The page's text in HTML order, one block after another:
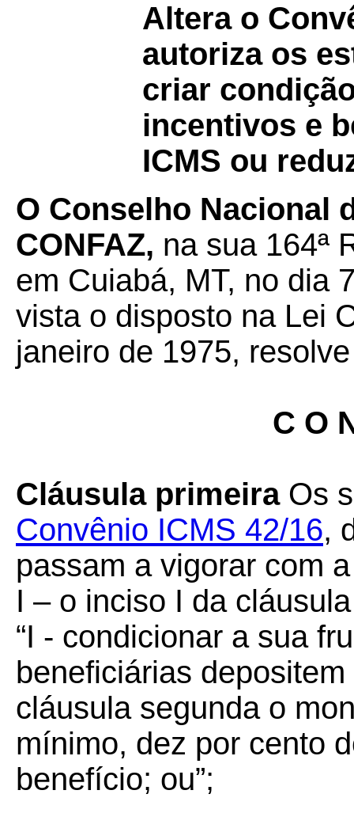
Altera o
autoriza os
criar
incentivos e
ICMS ou
O Conselho Nacional
CONFAZ, na sua 164ª
em Cuiabá, MT, no dia
vista o disposto na Lei
janeiro de 1975,
C O
Cláusula primeira Os
Convênio ICMS 42/16,
passam a vigorar com
I – o inciso I da
“I - condicionar a sua
beneficiárias
cláusula segunda o
mínimo, dez por cento
benefício; ou”;